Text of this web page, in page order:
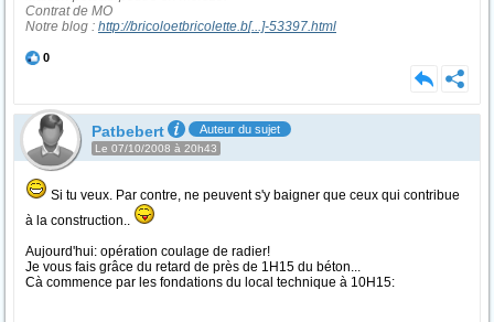
Contrat de MO
Notre blog : http://bricoloetbricolette.b[...]-53397.html
0
Patbebert Auteur du sujet
Le 07/10/2008 à 20h43
Si tu veux. Par contre, ne peuvent s'y baigner que ceux qui contribue
à la construction..
Aujourd'hui: opération coulage de radier!
Je vous fais grâce du retard de près de 1H15 du béton...
Cà commence par les fondations du local technique à 10H15: